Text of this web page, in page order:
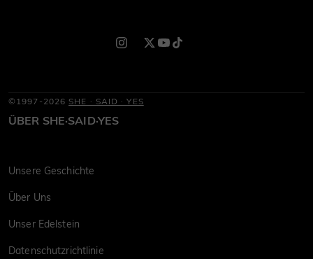
©1997-2026 SHE · SAID · YES
ÜBER SHE·SAID·YES
Unsere Geschichte
Über Uns
Unser Edelstein
Datenschutzrichtlinie